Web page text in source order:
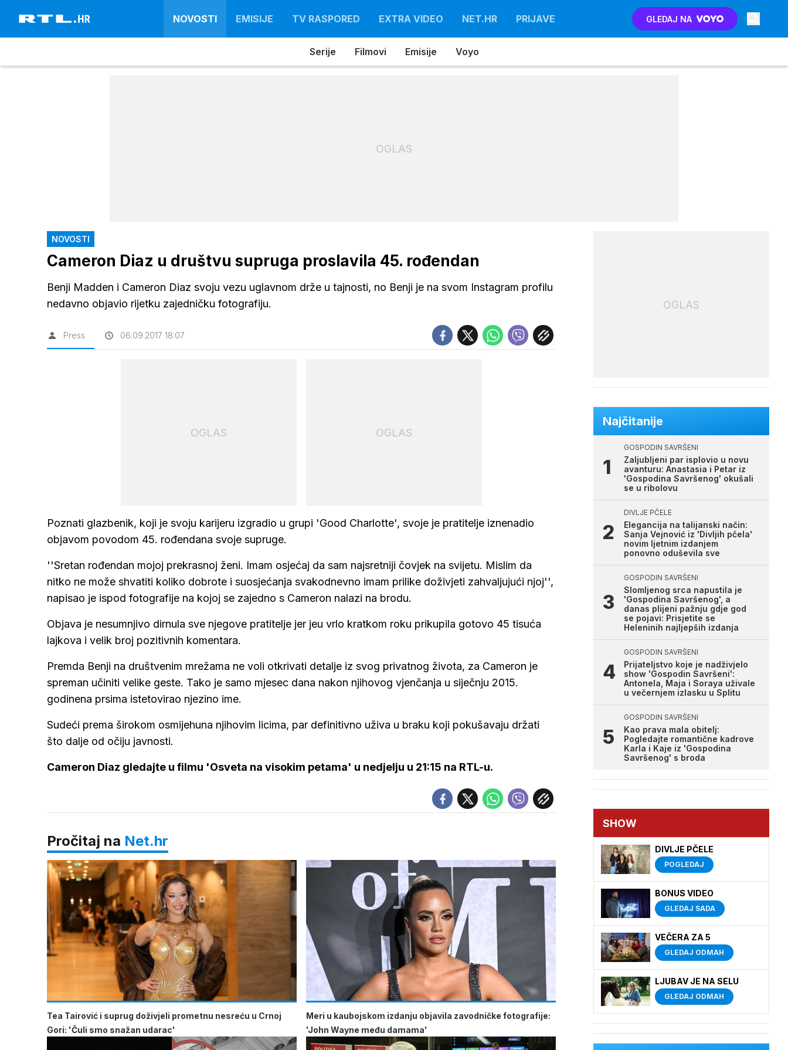
NOVOSTI EMISIJE TV RASPORED EXTRA VIDEO NET.HR PRIJAVE GLEDAJ NA
Serije Filmovi Emisije Voyo
OGLAS
NOVOSTI
Cameron Diaz u društvu supruga proslavila 45. rođendan
Benji Madden i Cameron Diaz svoju vezu uglavnom drže u tajnosti, no Benji je na svom Instagram profilu
nedavno objavio rijetku zajedničku fotografiju.
Press 06.09.2017 18:07
OGLAS OGLAS
Poznati glazbenik, koji je svoju karijeru izgradio u grupi 'Good Charlotte', svoje je pratitelje iznenadio
objavom povodom 45. rođendana svoje supruge.
''Sretan rođendan mojoj prekrasnoj ženi. Imam osjećaj da sam najsretniji čovjek na svijetu. Mislim da
nitko ne može shvatiti koliko dobrote i suosjećanja svakodnevno imam prilike doživjeti zahvaljujući njoj'',
napisao je ispod fotografije na kojoj se zajedno s Cameron nalazi na brodu.
Objava je nesumnjivo dirnula sve njegove pratitelje jer jeu vrlo kratkom roku prikupila gotovo 45 tisuća
lajkova i velik broj pozitivnih komentara.
Premda Benji na društvenim mrežama ne voli otkrivati detalje iz svog privatnog života, za Cameron je
spreman učiniti velike geste. Tako je samo mjesec dana nakon njihovog vjenčanja u siječnju 2015.
godinena prsima istetovirao njezino ime.
Sudeći prema širokom osmijehuna njihovim licima, par definitivno uživa u braku koji pokušavaju držati
što dalje od očiju javnosti.
Cameron Diaz gledajte u filmu 'Osveta na visokim petama' u nedjelju u 21:15 na RTL-u.
Pročitaj na Net.hr
Tea Tairović i suprug doživjeli prometnu nesreću u Crnoj
Gori: 'Čuli smo snažan udarac'
Meri u kaubojskom izdanju objavila zavodničke fotografije:
'John Wayne među damama'
OGLAS
Najčitanije
GOSPODIN SAVRŠENI
Zaljubljeni par isplovio u novu
avanturu: Anastasia i Petar iz
'Gospodina Savršenog' okušali
se u ribolovu
DIVLJE PČELE
Elegancija na talijanski način:
Sanja Vejnović iz 'Divljih pčela'
novim ljetnim izdanjem
ponovno oduševila sve
GOSPODIN SAVRŠENI
Slomljenog srca napustila je
'Gospodina Savršenog', a
danas plijeni pažnju gdje god
se pojavi: Prisjetite se
Heleninih najljepših izdanja
GOSPODIN SAVRŠENI
Prijateljstvo koje je nadživjelo
show 'Gospodin Savršeni':
Antonela, Maja i Soraya uživale
u večernjem izlasku u Splitu
GOSPODIN SAVRŠENI
Kao prava mala obitelj:
Pogledajte romantične kadrove
Karla i Kaje iz 'Gospodina
Savršenog' s broda
SHOW
DIVLJE PČELE
POGLEDAJ
BONUS VIDEO
GLEDAJ SADA
VEČERA ZA 5
GLEDAJ ODMAH
LJUBAV JE NA SELU
GLEDAJ ODMAH